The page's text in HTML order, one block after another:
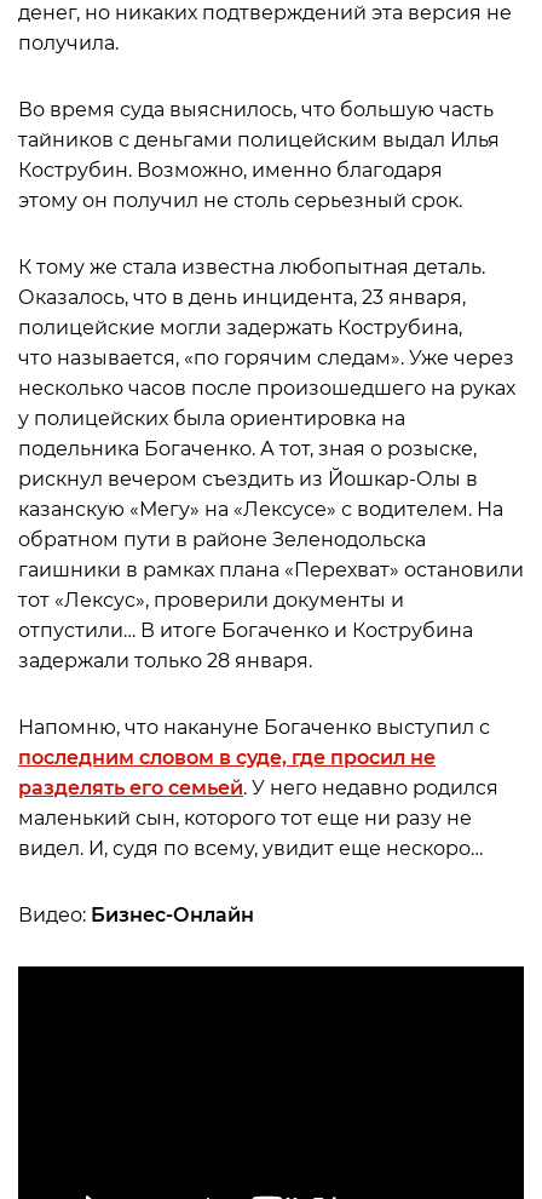
денег, но никаких подтверждений эта версия не
получила.
Во время суда выяснилось, что большую часть
тайников с деньгами полицейским выдал Илья
Кострубин. Возможно, именно благодаря
этому он получил не столь серьезный срок.
К тому же стала известна любопытная деталь.
Оказалось, что в день инцидента, 23 января,
полицейские могли задержать Кострубина,
что называется, «по горячим следам». Уже через
несколько часов после произошедшего на руках
у полицейских была ориентировка на
подельника Богаченко. А тот, зная о розыске,
рискнул вечером съездить из Йошкар-Олы в
казанскую «Мегу» на «Лексусе» с водителем. На
обратном пути в районе Зеленодольска
гаишники в рамках плана «Перехват» остановили
тот «Лексус», проверили документы и
отпустили… В итоге Богаченко и Кострубина
задержали только 28 января.
Напомню, что накануне Богаченко выступил с
последним словом в суде, где просил не
разделять его семьей. У него недавно родился
маленький сын, которого тот еще ни разу не
видел. И, судя по всему, увидит еще нескоро…
Видео: Бизнес-Онлайн